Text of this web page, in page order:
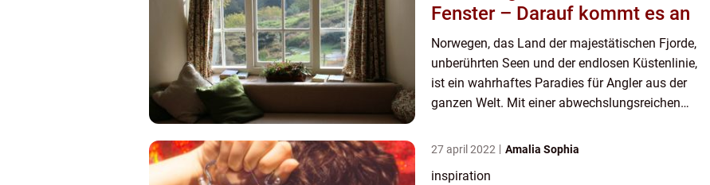
Fenster – Darauf kommt es an
Norwegen, das Land der majestätischen Fjorde,
unberührten Seen und der endlosen Küstenlinie,
ist ein wahrhaftes Paradies für Angler aus der
ganzen Welt. Mit einer abwechslungsreichen
27 april 2022 Amalia Sophia
inspiration